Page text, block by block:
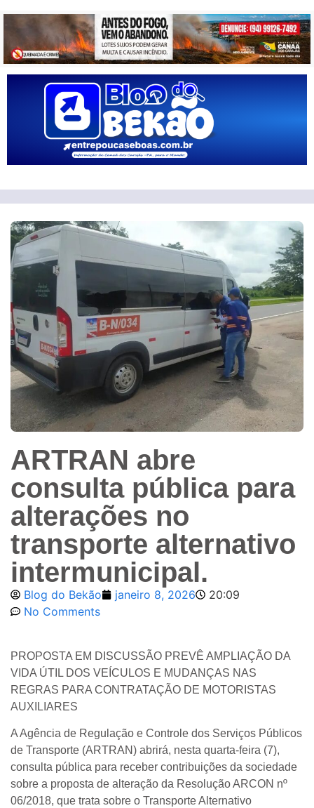
ARTRAN abre
consulta pública para
alterações no
transporte alternativo
intermunicipal.
Blog do Bekão janeiro 8, 2026
20:09
No Comments
PROPOSTA EM DISCUSSÃO PREVÊ AMPLIAÇÃO DA
VIDA ÚTIL DOS VEÍCULOS E MUDANÇAS NAS
REGRAS PARA CONTRATAÇÃO DE MOTORISTAS
AUXILIARES
A Agência de Regulação e Controle dos Serviços Públicos
de Transporte (ARTRAN) abrirá, nesta quarta-feira (7),
consulta pública para receber contribuições da sociedade
sobre a proposta de alteração da Resolução ARCON nº
06/2018, que trata sobre o Transporte Alternativo